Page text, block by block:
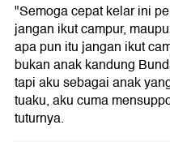
"Semoga cepat kelar ini
jangan ikut campur,
apa pun itu jangan ikut
bukan anak kandung
tapi aku sebagai anak
tuaku, aku cuma
tuturnya.